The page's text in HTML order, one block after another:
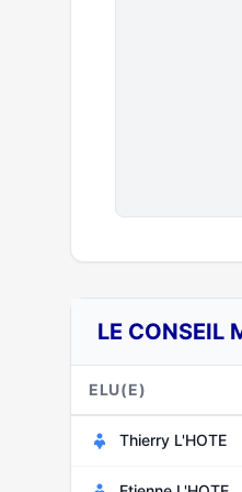
LE CONSEIL
ELU(E)
Thierry L'HOTE